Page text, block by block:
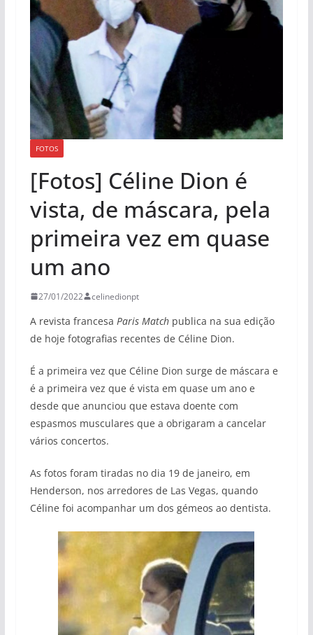
FOTOS
[Fotos] Céline Dion é
vista, de máscara, pela
primeira vez em quase
um ano
27/01/2022 celinedionpt
A revista francesa Paris Matchpublica na sua edição
de hoje fotografias recentes de Céline Dion.
É a primeira vez que Céline Dion surge de máscara e
é a primeira vez que é vista em quase um ano e
desde que anunciou que estava doente com
espasmos musculares que a obrigaram a cancelar
vários concertos.
As fotos foram tiradas no dia 19 de janeiro, em
Henderson, nos arredores de Las Vegas, quando
Céline foi acompanhar um dos gémeos ao dentista.